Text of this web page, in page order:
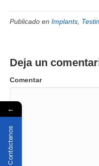
Publicado en Implants
Deja un
Comentar
←
Contáctenos